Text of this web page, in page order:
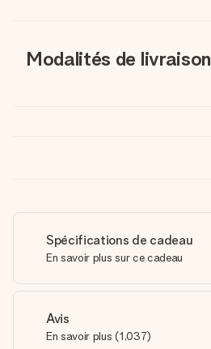
Modalités de livraison
Spécifications de cadeau
En savoir plus sur ce cadeau
Avis
En savoir plus (1,037)